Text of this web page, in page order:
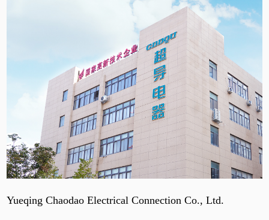
Yueqing Chaodao Electrical Connection Co., Ltd.